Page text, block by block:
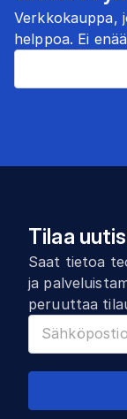
Verkkokauppa,
helppoa. Ei
Tilaa
Saat tietoa
ja
peruuttaa